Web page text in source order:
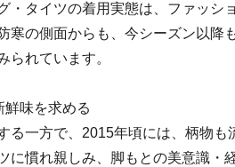
・タイツの着用実態は、ファッシ
寒の側面からも、今シーズン以降
られています。
味を求める
る一方で、2015年頃には、柄物も
に慣れ親しみ、脚もとの美意識・